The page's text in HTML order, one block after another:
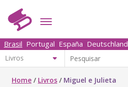
Brasil Portugal España Deutschland
Home / Livros / Miguel e Julieta